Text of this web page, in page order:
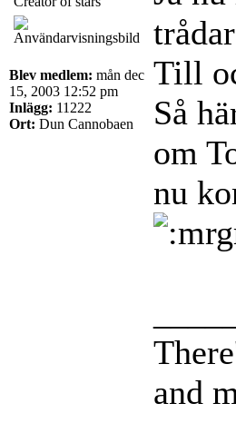
Blev medlem: mån dec
15, 2003 12:52 pm
Inlägg: 11222
Ort: Dun Cannobaen
Till
Så
om
nu
and